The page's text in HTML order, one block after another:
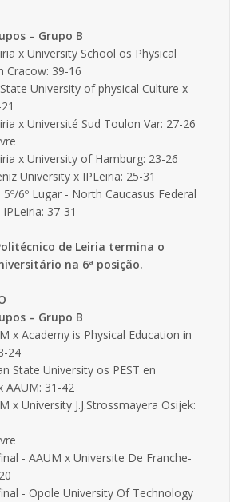
– Grupo B
x University School os Physical
Cracow: 39-16
University of physical Culture x
x Université Sud Toulon Var: 27-26
x University of Hamburg: 23-26
University x IPLeiria: 25-31
6º Lugar - North Caucasus Federal
37-31
de Leiria termina o
na 6ª posição.
– Grupo B
x Academy is Physical Education in
24
State University os PEST en
AAUM: 31-42
x University J.J.Strossmayera Osijek:
- AAUM x Universite De Franche-
- Opole University Of Technology